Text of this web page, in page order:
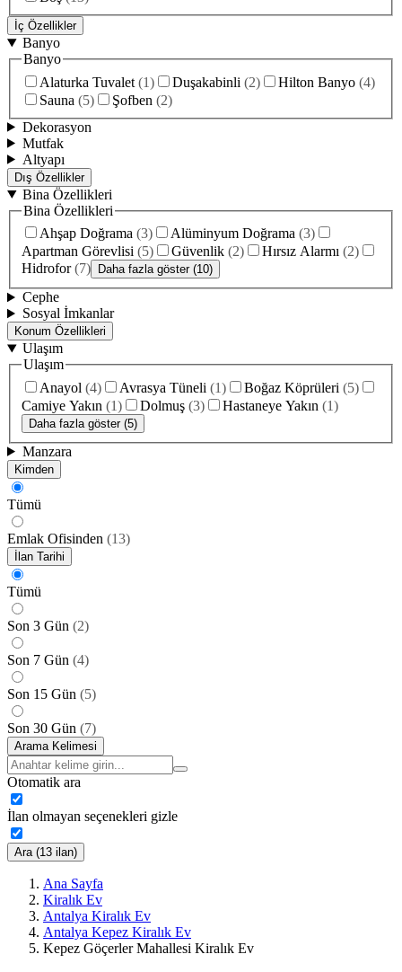
İç Özellikler
Banyo
Banyo
Alaturka Tuvalet (1) Duşakabinli (2) Hilton Banyo (4)
Sauna (5) Şofben (2)
Dekorasyon
Mutfak
Altyapı
Dış Özellikler
Bina Özellikleri
Bina Özellikleri
Ahşap Doğrama (3) Alüminyum Doğrama (3)
Apartman Görevlisi (5) Güvenlik (2) Hırsız Alarmı (2)
Hidrofor (7) Daha fazla göster (10)
Cephe
Sosyal İmkanlar
Konum Özellikleri
Ulaşım
Ulaşım
Anayol (4) Avrasya Tüneli (1) Boğaz Köprüleri (5)
Camiye Yakın (1) Dolmuş (3) Hastaneye Yakın (1)
Daha fazla göster (5)
Manzara
Kimden
Tümü
Emlak Ofisinden (13)
İlan Tarihi
Tümü
Son 3 Gün (2)
Son 7 Gün (4)
Son 15 Gün (5)
Son 30 Gün (7)
Arama Kelimesi
Otomatik ara
İlan olmayan seçenekleri gizle
Ara (13 ilan)
Ana Sayfa
Kiralık Ev
Antalya Kiralık Ev
Antalya Kepez Kiralık Ev
Kepez Göçerler Mahallesi Kiralık Ev